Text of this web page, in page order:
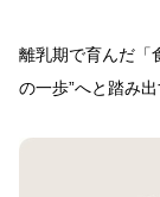
離乳期で育んだ「
の一歩”へと踏み